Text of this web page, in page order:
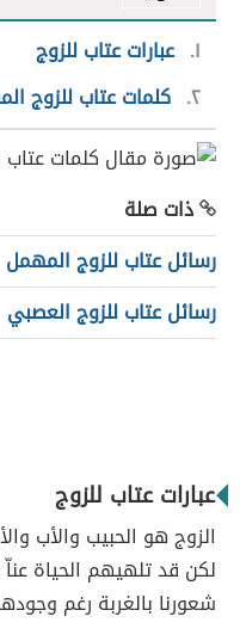
١ عبارات عتاب للزوج
٢ كلمات عتاب للزوج
ذات صلة
رسائل عتاب للزوج المهمل
رسائل عتاب للزوج العصبي
عبارات عتاب للزوج
الزوج هو الحبيب والأب
لكن قد تلهيهم الحياة
شعورنا بالغربة رغم